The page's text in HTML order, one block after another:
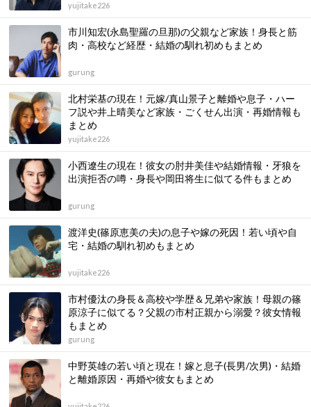
yujitake226
市川知宏(永島聖羅の旦那)の父親など家族！身長と筋
肉・高校など経歴・結婚の馴れ初めもまとめ
gurung
北村栄基の現在！元嫁/真山景子と離婚や息子・ハー
フ説や井上晴美など家族・ごくせん出演・再婚情報も
まとめ
yujitake226
小西遼生の現在！彼女の肘井美佳や結婚情報・牙狼を
出演拒否の噂・身長や岡田将生に似てる件もまとめ
gurung
渡洋史(篠原恵美の夫)の息子や嫁の死因！若い頃や自
宅・結婚の馴れ初めもまとめ
yujitake226
市村優汰の身長＆高校や学歴＆兄弟や家族！母親の篠
原涼子に似てる？父親の市村正親から溺愛？彼女情報
もまとめ
gurung
中野英雄の若い頃と現在！嫁と息子(長男/次男)・結婚
と離婚原因・再婚や彼女もまとめ